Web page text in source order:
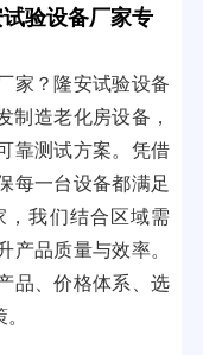
验设备厂家专
家？隆安试验设备
制造老化房设备，
靠测试方案。凭借
每一台设备都满足
，我们结合区域需
产品质量与效率。
品、价格体系、选